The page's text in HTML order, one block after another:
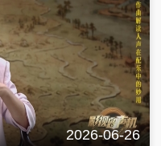
2026-06-26